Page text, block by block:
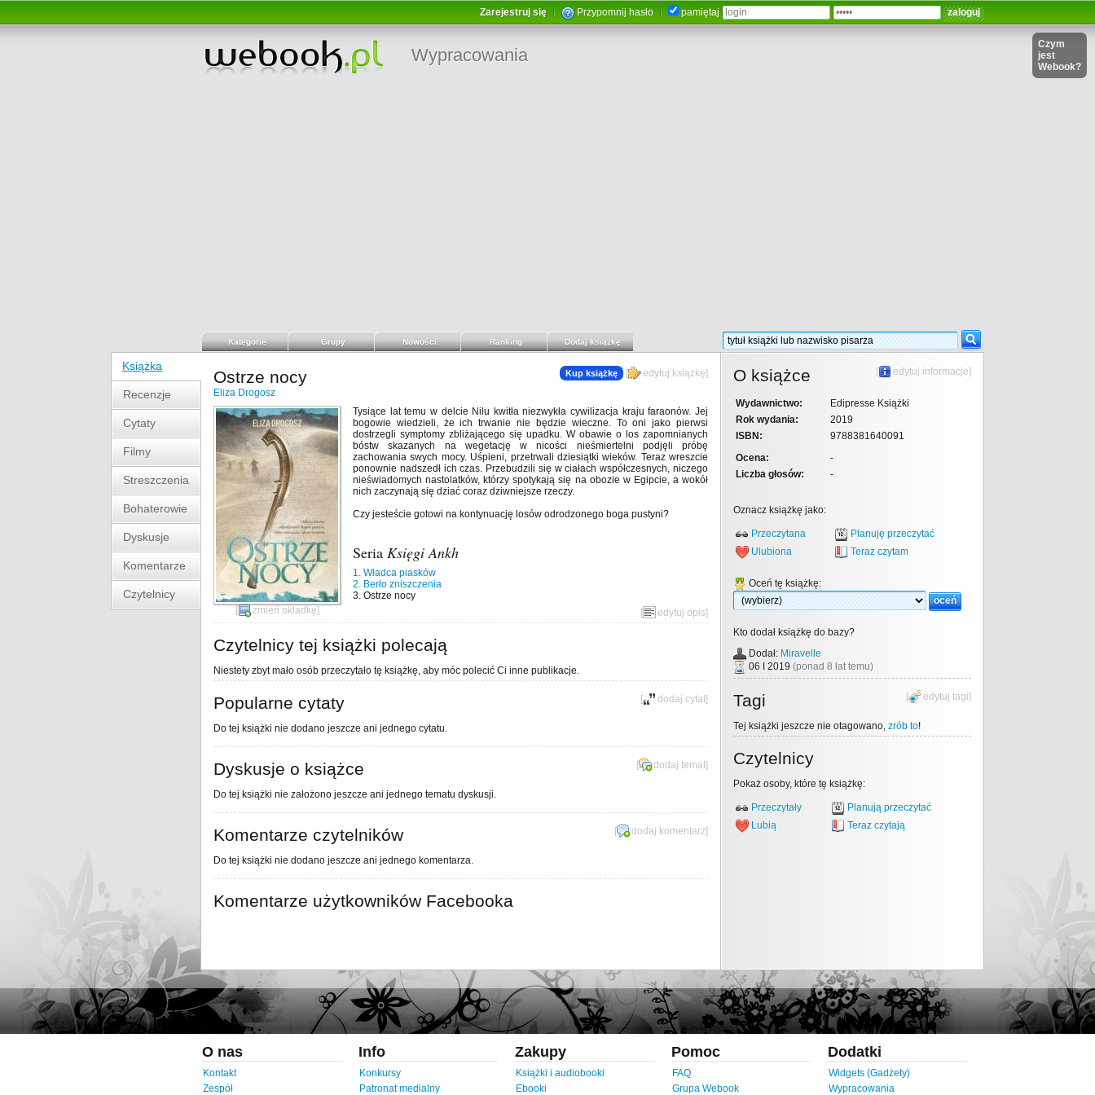
Zarejestruj się Przypomnij hasło pamiętaj
Wypracowania
Czym
jest
Webook?
Kategorie Grupy Nowości Ranking Dodaj książkę
Książka
Recenzje
Cytaty
Filmy
Streszczenia
Bohaterowie
Dyskusje
Komentarze
Czytelnicy
Kup książkę [ edytuj książkę]
Ostrze nocy
Eliza Drogosz
[ zmień okładkę]
Tysiące lat temu w delcie Nilu kwitła niezwykła cywilizacja kraju faraonów. Jej
bogowie wiedzieli, że ich trwanie nie będzie wieczne. To oni jako pierwsi
dostrzegli symptomy zbliżającego się upadku. W obawie o los zapomnianych
bóstw skazanych na wegetację w nicości nieśmiertelni podjęli próbę
zachowania swych mocy. Uśpieni, przetrwali dziesiątki wieków. Teraz wreszcie
ponownie nadszedł ich czas. Przebudzili się w ciałach współczesnych, niczego
nieświadomych nastolatków, którzy spotykają się na obozie w Egipcie, a wokół
nich zaczynają się dziać coraz dziwniejsze rzeczy.
Czy jesteście gotowi na kontynuację losów odrodzonego boga pustyni?
Seria Księgi Ankh
1. Władca piasków
2. Berło zniszczenia
3. Ostrze nocy
[
edytuj opis]
Czytelnicy tej książki polecają
Niestety zbyt mało osób przeczytało tę książkę, aby móc polecić Ci inne publikacje.
[ dodaj cytat]
Popularne cytaty
Do tej książki nie dodano jeszcze ani jednego cytatu.
[ dodaj temat]
Dyskusje o książce
Do tej książki nie założono jeszcze ani jednego tematu dyskusji.
[ dodaj komentarz]
Komentarze czytelników
Do tej książki nie dodano jeszcze ani jednego komentarza.
Komentarze użytkowników Facebooka
[ edytuj informacje]
O książce
Wydawnictwo:
Edipresse Książki
Rok wydania:
2019
ISBN:
9788381640091
Ocena:
-
Liczba głosów:
-
Oznacz książkę jako:
Przeczytana
Planuję przeczytać
Ulubiona
Teraz czytam
Oceń tę książkę:
Kto dodał książkę do bazy?
Dodał: Miravelle
06 I 2019 (ponad 8 lat temu)
[ edytuj tagi]
Tagi
Tej książki jeszcze nie otagowano, zrób to!
Czytelnicy
Pokaż osoby, które tę książkę:
Przeczytały
Planują przeczytać
Lubią
Teraz czytają
O nas
Kontakt
Zespół
Info
Konkursy
Patronat medialny
Zakupy
Książki i audiobooki
Ebooki
Pomoc
FAQ
Grupa Webook
Dodatki
Widgets (Gadżety)
Wypracowania